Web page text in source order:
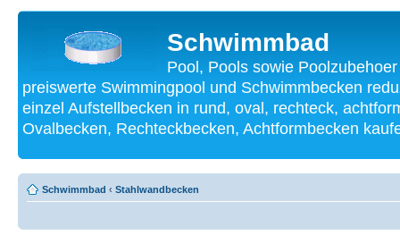
Schwimmbad
Pool, Pools sowie
preiswerte Swimmingpool und Schwimmbecken
einzel Aufstellbecken in rund, oval, rechteck,
Ovalbecken, Rechteckbecken, Achtformbecken
Schwimmbad ‹ Stahlwandbecken